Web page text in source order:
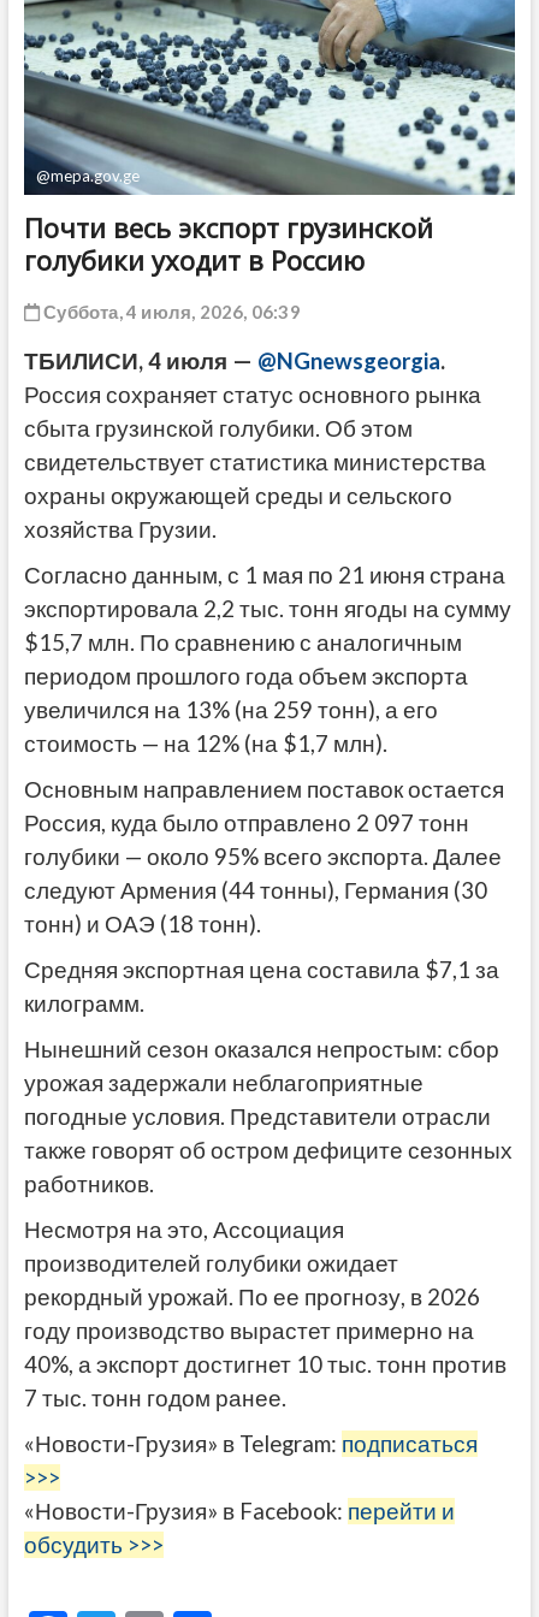
@mepa.gov.ge
Почти весь экспорт грузинской
голубики уходит в Россию
Суббота, 4 июля, 2026, 06:39
ТБИЛИСИ, 4 июля — @NGnewsgeorgia.
Россия сохраняет статус основного рынка
сбыта грузинской голубики. Об этом
свидетельствует статистика министерства
охраны окружающей среды и сельского
хозяйства Грузии.
Согласно данным, с 1 мая по 21 июня страна
экспортировала 2,2 тыс. тонн ягоды на сумму
$15,7 млн. По сравнению с аналогичным
периодом прошлого года объем экспорта
увеличился на 13% (на 259 тонн), а его
стоимость — на 12% (на $1,7 млн).
Основным направлением поставок остается
Россия, куда было отправлено 2 097 тонн
голубики — около 95% всего экспорта. Далее
следуют Армения (44 тонны), Германия (30
тонн) и ОАЭ (18 тонн).
Средняя экспортная цена составила $7,1 за
килограмм.
Нынешний сезон оказался непростым: сбор
урожая задержали неблагоприятные
погодные условия. Представители отрасли
также говорят об остром дефиците сезонных
работников.
Несмотря на это, Ассоциация
производителей голубики ожидает
рекордный урожай. По ее прогнозу, в 2026
году производство вырастет примерно на
40%, а экспорт достигнет 10 тыс. тонн против
7 тыс. тонн годом ранее.
«Новости-Грузия» в Telegram: подписаться
>>>
«Новости-Грузия» в Facebook: перейти и
обсудить >>>